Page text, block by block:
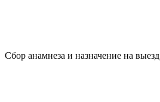
Сбор анамнеза и назначение на выезд